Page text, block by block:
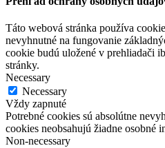
Táto webová stránka používa
nevyhnutné na fungovanie
cookie budú uložené v prehliadači
stránky.
Necessary
Necessary
Vždy zapnuté
Potrebné cookies sú absolútne
cookies neobsahujú žiadne osobné
Non-necessary